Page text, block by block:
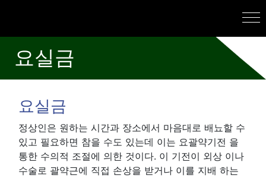
요실금
요실금
정상인은 원하는 시간과 장소에서 마음대로 배뇨할 수
있고 필요하면 참을 수도 있는데 이는 요괄약기전 을
통한 수의적 조절에 의한 것이다. 이 기전이 외상 이나
수술로 괄약근에 직접 손상을 받거나 이를 지배 하는